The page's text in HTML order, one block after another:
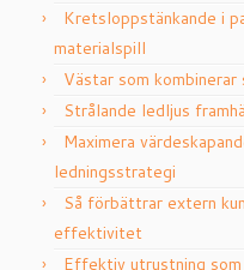
Kretsloppstänkande i
materialspill
Västar som
Strålande ledljus
Maximera
ledningsstrategi
Så förbättrar extern
effektivitet
Effektiv utrustning